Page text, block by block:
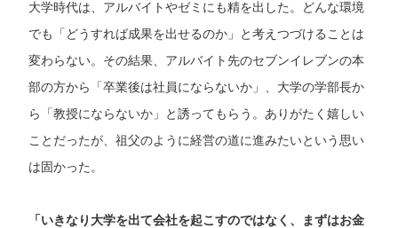
大学時代は、アルバイトやゼミにも精を出した。どんな環境
でも「どうすれば成果を出せるのか」と考えつづけることは
変わらない。その結果、アルバイト先のセブンイレブンの本
部の方から「卒業後は社員にならないか」、大学の学部長か
ら「教授にならないか」と誘ってもらう。ありがたく嬉しい
ことだったが、祖父のように経営の道に進みたいという思い
は固かった。
「いきなり大学を出て会社を起こすのではなく、まずはお金